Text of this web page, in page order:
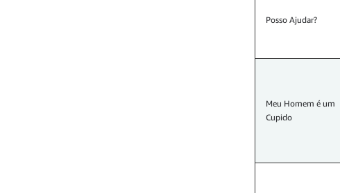
Posso Ajudar?
Meu Homem é um
Cupido